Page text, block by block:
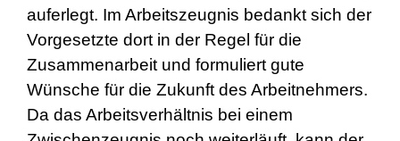
auferlegt. Im Arbeitszeugnis bedankt sich der
Vorgesetzte dort in der Regel für die
Zusammenarbeit und formuliert gute
Wünsche für die Zukunft des Arbeitnehmers.
Da das Arbeitsverhältnis bei einem